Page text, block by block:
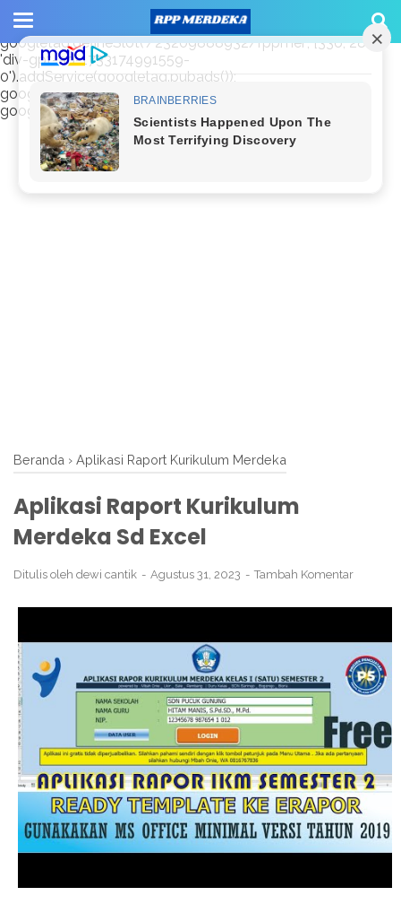
window.googletag = window.googletag || {cmd: []};
googletag.cmd.push(function() {
googletag.defineSlot('/23209888932/rppmer', [336, 280],
'div-gpt-ad-1733174991559-
0').addService(googletag.pubads());
googletag.pubads().enableSingleRequest();
googletag.enableServices(); });
Beranda › Aplikasi Raport Kurikulum Merdeka
Aplikasi Raport Kurikulum
Merdeka Sd Excel
Ditulis oleh dewi cantik Agustus 31, 2023 Tambah Komentar